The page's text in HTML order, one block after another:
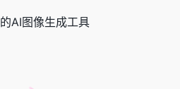
AI图像生成工具